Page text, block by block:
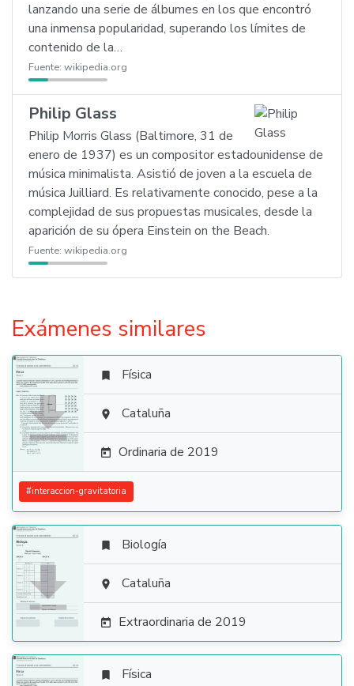
lanzando una serie de álbumes en los que encontró
una inmensa popularidad, superando los límites de
contenido de la…
Fuente: wikipedia.org
Philip Glass
Philip Morris Glass (Baltimore, 31 de
enero de 1937) es un compositor estadounidense de
música minimalista. Asistió de joven a la escuela de
música Juilliard. Es relativamente conocido, pese a la
complejidad de sus propuestas musicales, desde la
aparición de su ópera Einstein on the Beach.
Fuente: wikipedia.org
Exámenes similares

 Física
 Cataluña
 Ordinaria de 2019
#interaccion-gravitatoria

 Biología
 Cataluña
 Extraordinaria de 2019
 Física